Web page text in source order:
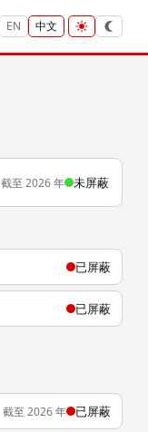
EN 中文
截至 2026 年 未屏蔽
已屏蔽
已屏蔽
截至 2026 年 已屏蔽